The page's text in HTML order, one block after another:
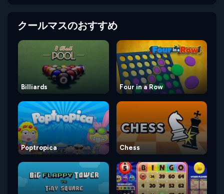
クールマスのおすすめ
Billiards Four in a Row
Poptropica Chess